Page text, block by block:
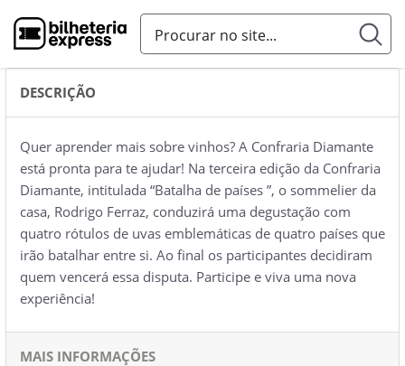
DESCRIÇÃO
Quer aprender mais sobre vinhos? A Confraria Diamante
está pronta para te ajudar! Na terceira edição da Confraria
Diamante, intitulada “Batalha de países ”, o sommelier da
casa, Rodrigo Ferraz, conduzirá uma degustação com
quatro rótulos de uvas emblemáticas de quatro países que
irão batalhar entre si. Ao final os participantes decidiram
quem vencerá essa disputa. Participe e viva uma nova
experiência!
MAIS INFORMAÇÕES